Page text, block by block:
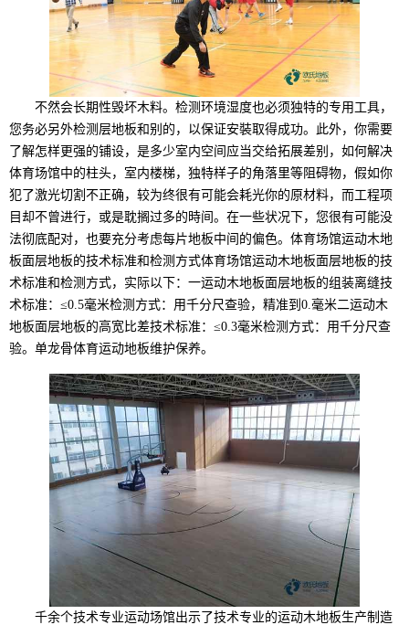
不然会长期性毁坏木料。检测环境湿度也必须独特的专用工具，
您务必另外检测层地板和别的，以保证安裝取得成功。此外，你需要
了解怎样更强的铺设，是多少室内空间应当交给拓展差别，如何解决
体育场馆中的柱头，室内楼梯，独特样子的角落里等阻碍物，假如你
犯了激光切割不正确，较为终很有可能会耗光你的原材料，而工程项
目却不曾进行，或是耽搁过多的時间。在一些状况下，您很有可能没
法彻底配对，也要充分考虑每片地板中间的偏色。体育场馆运动木地
板面层地板的技术标准和检测方式体育场馆运动木地板面层地板的技
术标准和检测方式，实际以下：一运动木地板面层地板的组装离缝技
术标准：≤0.5毫米检测方式：用千分尺查验，精准到0.毫米二运动木
地板面层地板的高宽比差技术标准：≤0.3毫米检测方式：用千分尺查
验。单龙骨体育运动地板维护保养。
千余个技术专业运动场馆出示了技术专业的运动木地板生产制造